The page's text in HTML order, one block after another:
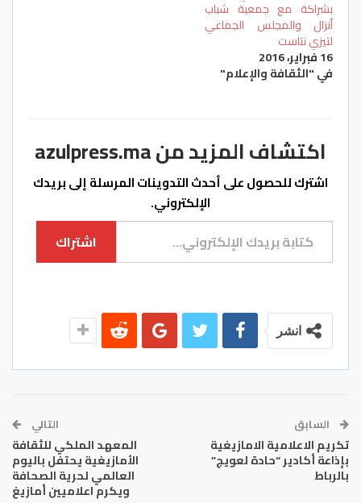
بشراكة مع جمعية شباب
أنزال والمجلس الجماعي
لتيزي نتاست
16 فبراير، 2016
في "الثقافة والإعلام"
اكتشاف المزيد من azulpress.ma
اشترك للحصول على أحدث التدوينات المرسلة إلى بريدك
الإلكتروني.
كتابة بريدك الإلكتروني...
اشتراك
انشر
السابق
تكريم الاعلامية الامازيغية
بإذاعة أكادير “حادة لعويج”
بالرباط
التالي
المعهد الملكي للثقافة
الأمازيغية يحتفل باليوم
العالمي لحرية الصحافة
ويكرم اعلاميين أمازيغ